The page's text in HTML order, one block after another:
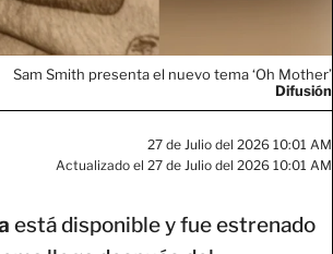
Sam Smith presenta el nuevo tema ‘Oh Mother’
Difusión
27 de Julio del 2026 10:01 AM
Actualizado el 27 de Julio del 2026 10:01 AM
está disponible y fue estrenado